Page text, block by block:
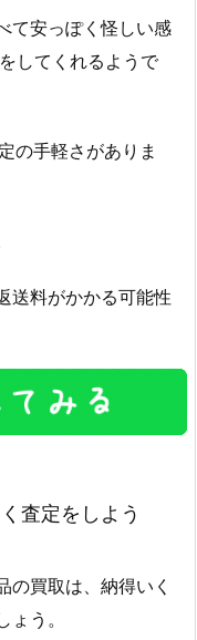
て安っぽく怪しい感
してくれるようで
の手軽さがありま
送料がかかる可能性
査定をしよう
の買取は、納得いく
う。